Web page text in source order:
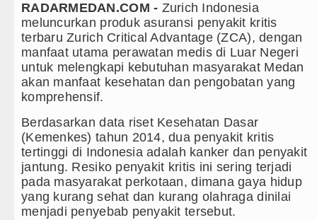
Kuliner
Siraman Rohani
Liverpool vs Monaco Laga
Manchester City vs Atletico
Serapan Anggaran Terendah,
Kapolda Sumut Rombak
Wabup Deli Serdang Lantik 25
Ketua GRIB Jaya Labuhanbatu
RADARMEDAN.COM - Zurich Indonesia
meluncurkan produk asuransi penyakit kritis
terbaru Zurich Critical Advantage (ZCA), dengan
manfaat utama perawatan medis di Luar Negeri
untuk melengkapi kebutuhan masyarakat Medan
akan manfaat kesehatan dan pengobatan yang
komprehensif.
Berdasarkan data riset Kesehatan Dasar
(Kemenkes) tahun 2014, dua penyakit kritis
tertinggi di Indonesia adalah kanker dan penyakit
jantung. Resiko penyakit kritis ini sering terjadi
pada masyarakat perkotaan, dimana gaya hidup
yang kurang sehat dan kurang olahraga dinilai
menjadi penyebab penyakit tersebut.